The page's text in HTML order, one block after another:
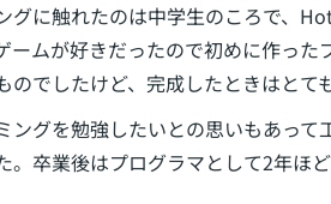
グに触れたのは中学生のころで、
ームが好きだったので初めに作っ
のでしたけど、完成したときはとて
ングを勉強したいとの思いもあっ
。卒業後はプログラマとして2年ほ